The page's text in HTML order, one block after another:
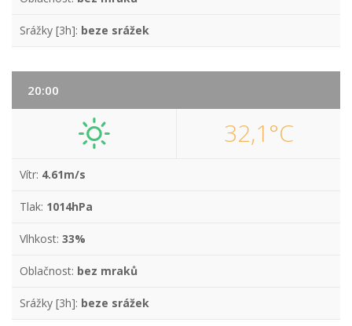
Srážky [3h]: beze srážek
20:00
32,1°C
Vítr: 4.61m/s
Tlak: 1014hPa
Vlhkost: 33%
Oblačnost: bez mraků
Srážky [3h]: beze srážek